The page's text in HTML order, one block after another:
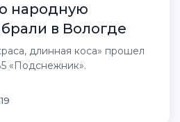
в Вологде
«Подснежник».